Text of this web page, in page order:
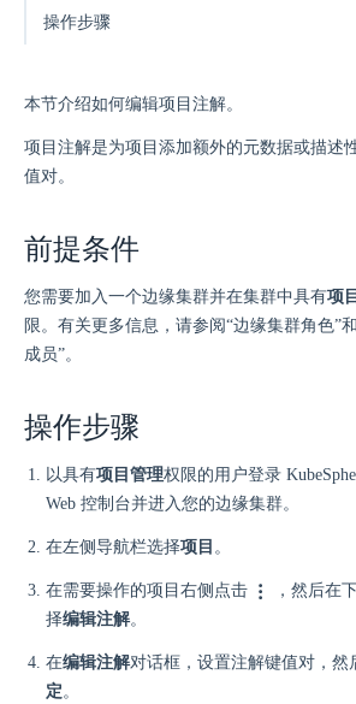
操作步骤
本节介绍如何编辑项目注解。
项目注解是为项目添加额外的元数据或描述
值对。
前提条件
您需要加入一个边缘集群并在集群中具有项
限。有关更多信息，请参阅“边缘集群角色”
成员”。
操作步骤
以具有项目管理权限的用户登录
Web 控制台并进入您的边缘集群。
在左侧导航栏选择项目 。
在需要操作的项目右侧点击
，然后在
择编辑注解。
在编辑注解对话框，设置注解键值对，然
定。